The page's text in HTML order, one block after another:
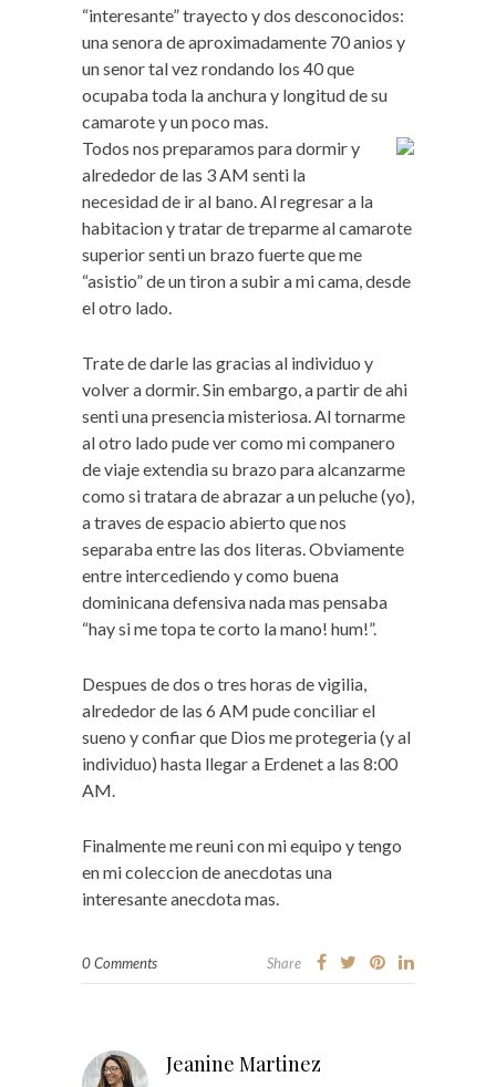
“interesante” trayecto y dos desconocidos:
una senora de aproximadamente 70 anios y
un senor tal vez rondando los 40 que
ocupaba toda la anchura y longitud de su
camarote y un poco mas.
Todos nos preparamos para dormir y
alrededor de las 3 AM senti la
necesidad de ir al bano. Al regresar a la
habitacion y tratar de treparme al camarote
superior senti un brazo fuerte que me
“asistio” de un tiron a subir a mi cama, desde
el otro lado.
Trate de darle las gracias al individuo y
volver a dormir. Sin embargo, a partir de ahi
senti una presencia misteriosa. Al tornarme
al otro lado pude ver como mi companero
de viaje extendia su brazo para alcanzarme
como si tratara de abrazar a un peluche (yo),
a traves de espacio abierto que nos
separaba entre las dos literas. Obviamente
entre intercediendo y como buena
dominicana defensiva nada mas pensaba
“hay si me topa te corto la mano! hum!”.
Despues de dos o tres horas de vigilia,
alrededor de las 6 AM pude conciliar el
sueno y confiar que Dios me protegeria (y al
individuo) hasta llegar a Erdenet a las 8:00
AM.
Finalmente me reuni con mi equipo y tengo
en mi coleccion de anecdotas una
interesante anecdota mas.
0 Comments Share
Jeanine Martinez